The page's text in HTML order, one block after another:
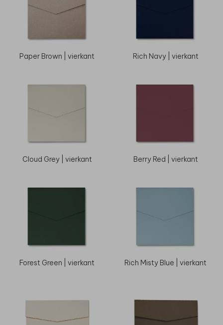
Paper Brown | vierkant Rich Navy | vierkant
Cloud Grey | vierkant Berry Red | vierkant
Forest Green | vierkant Rich Misty Blue | vierkant